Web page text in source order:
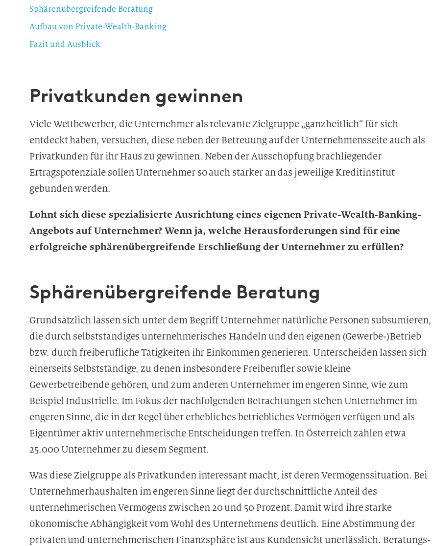
Sphärenübergreifende Beratung
Aufbau von Private-Wealth-Banking
Fazit und Ausblick
Privatkunden gewinnen
Viele Wettbewerber, die Unternehmer als relevante Zielgruppe „ganzheitlich“ für sich
entdeckt haben, versuchen, diese neben der Betreuung auf der Unternehmensseite auch als
Privatkunden für ihr Haus zu gewinnen. Neben der Ausschöpfung brachliegender
Ertragspotenziale sollen Unternehmer so auch stärker an das jeweilige Kreditinstitut
gebunden werden.
Lohnt sich diese spezialisierte Ausrichtung eines eigenen Private-Wealth-Banking-
Angebots auf Unternehmer? Wenn ja, welche Herausforderungen sind für eine
erfolgreiche sphärenübergreifende Erschließung der Unternehmer zu erfüllen?
Sphärenübergreifende Beratung
Grundsätzlich lassen sich unter dem Begriff Unternehmer natürliche Personen subsumieren,
die durch selbstständiges unternehmerisches Handeln und den eigenen (Gewerbe-)Betrieb
bzw. durch freiberufliche Tätigkeiten ihr Einkommen generieren. Unterscheiden lassen sich
einerseits Selbstständige, zu denen insbesondere Freiberufler sowie kleine
Gewerbetreibende gehören, und zum anderen Unternehmer im engeren Sinne, wie zum
Beispiel Industrielle. Im Fokus der nachfolgenden Betrachtungen stehen Unternehmer im
engeren Sinne, die in der Regel über erhebliches betriebliches Vermögen verfügen und als
Eigentümer aktiv unternehmerische Entscheidungen treffen. In Österreich zählen etwa
25.000 Unternehmer zu diesem Segment.
Was diese Zielgruppe als Privatkunden interessant macht, ist deren Vermögenssituation. Bei
Unternehmerhaushalten im engeren Sinne liegt der durchschnittliche Anteil des
unternehmerischen Vermögens zwischen 20 und 50 Prozent. Damit wird ihre starke
ökonomische Abhängigkeit vom Wohl des Unternehmens deutlich. Eine Abstimmung der
privaten und unternehmerischen Finanzsphäre ist aus Kundensicht unerlässlich. Beratungs-